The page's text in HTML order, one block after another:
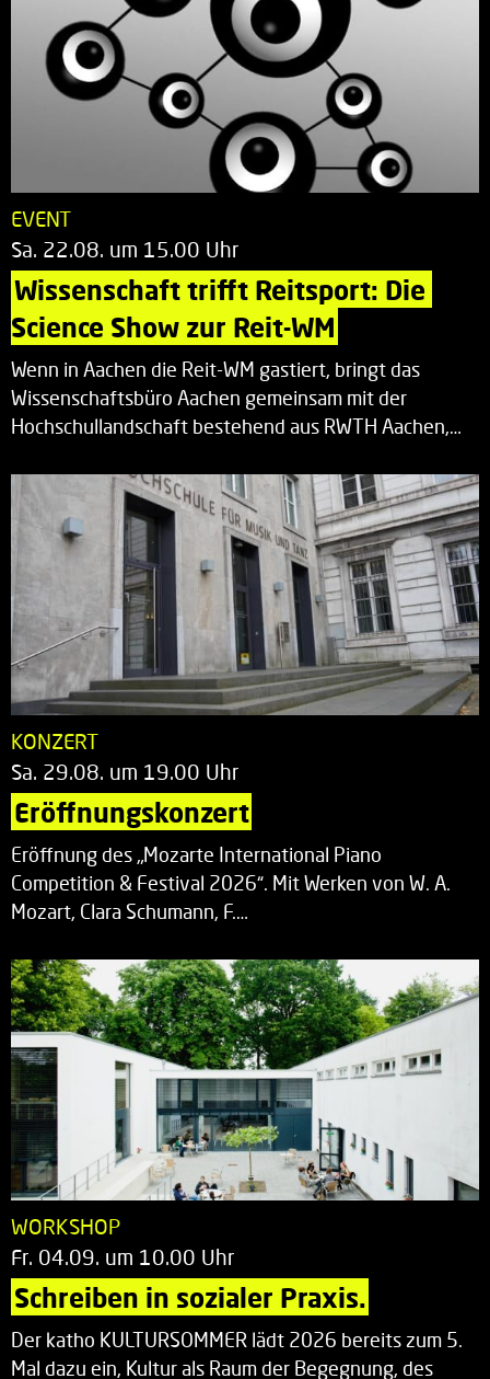
EVENT
Sa. 22.08. um 15.00 Uhr
Wissenschaft trifft Reitsport: Die
Science Show zur Reit-WM
Wenn in Aachen die Reit-WM gastiert, bringt das
Wissenschaftsbüro Aachen gemeinsam mit der
Hochschullandschaft bestehend aus RWTH Aachen,…
KONZERT
Sa. 29.08. um 19.00 Uhr
Eröffnungskonzert
Eröffnung des „Mozarte International Piano
Competition & Festival 2026“. Mit Werken von W. A.
Mozart, Clara Schumann, F.…
WORKSHOP
Fr. 04.09. um 10.00 Uhr
Schreiben in sozialer Praxis.
Der katho KULTURSOMMER lädt 2026 bereits zum 5.
Mal dazu ein, Kultur als Raum der Begegnung, des